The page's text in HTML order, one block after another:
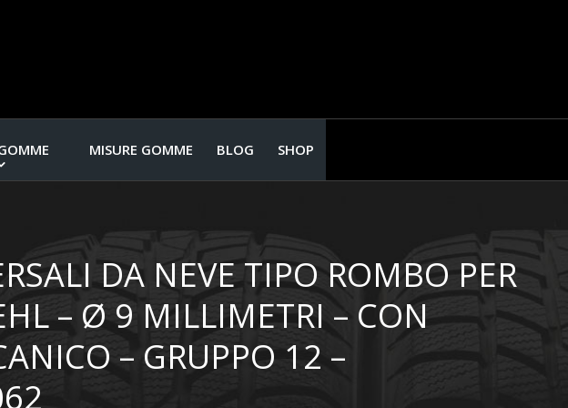
MISURE GOMME BLOG SHOP
DA NEVE TIPO ROMBO PER
– Ø 9 MILLIMETRI – CON
– GRUPPO 12 –